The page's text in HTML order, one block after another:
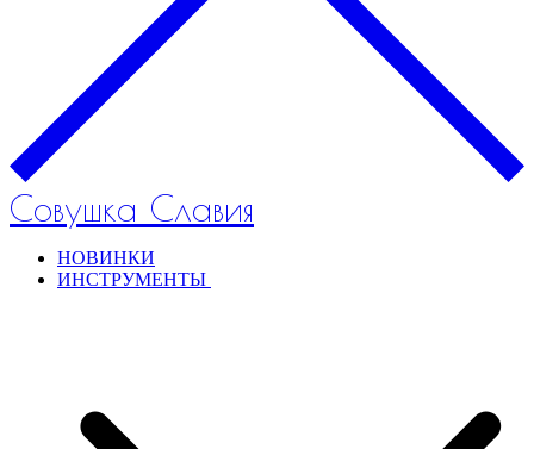
Совушка Славия
НОВИНКИ
ИНСТРУМЕНТЫ